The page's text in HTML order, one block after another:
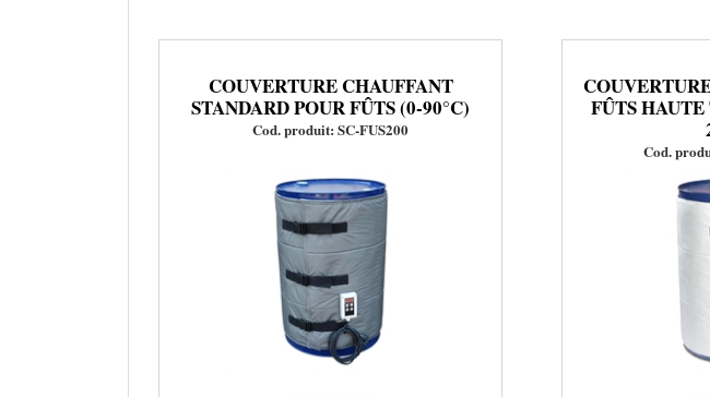
COUVERTURE CHAUFFANT
STANDARD POUR FÛTS (0-90°C)
Cod. produit: SC-FUS200
FÛTS
Cod.